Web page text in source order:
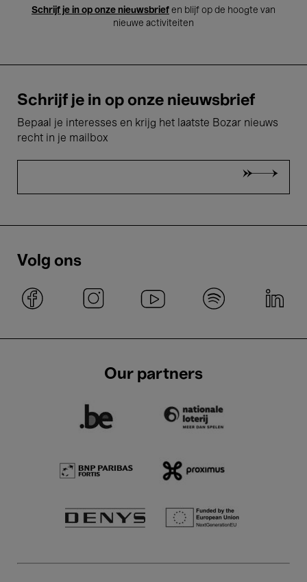
Schrijf je in op onze nieuwsbrief en blijf op de hoogte van
nieuwe activiteiten
Schrijf je in op onze nieuwsbrief
Bepaal je interesses en krijg het laatste Bozar nieuws
recht in je mailbox
Volg ons
Our partners